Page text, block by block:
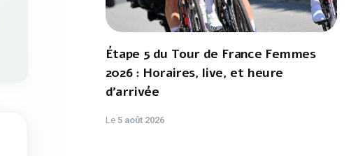
Étape 5 du Tour de France Femmes
2026 : Horaires, live, et heure
d'arrivée
Le 5 août 2026